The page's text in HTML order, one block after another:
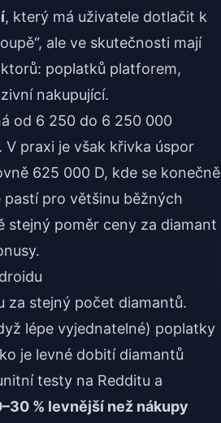
, který má uživatele dotlačit k
ale ve skutečnosti mají
poplatků platforem,
nakupující.
od 6 250 do 6 250 000
praxi je však křivka úspor
625 000 D, kde se konečně
pastí pro většinu běžných
stejný poměr ceny za diamant
za stejný počet diamantů.
lépe vyjednatelné) poplatky
je levné dobití diamantů
testy na Redditu a
% levnější než nákupy